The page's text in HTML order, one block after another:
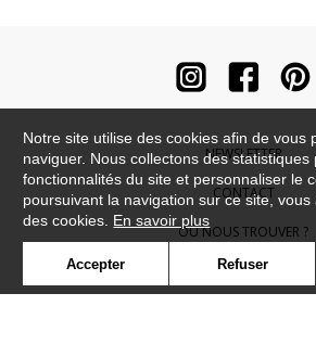
NEWSLETTER
CONTACT
OÙ NOUS TROUVER ?
CONTRACT
Notre site utilise des cookies afin de vous
naviguer. Nous collectons des
fonctionnalités du site et personnaliser le
poursuivant la navigation sur ce site, vous
des cookies. En savoir plus
Accepter Refuser